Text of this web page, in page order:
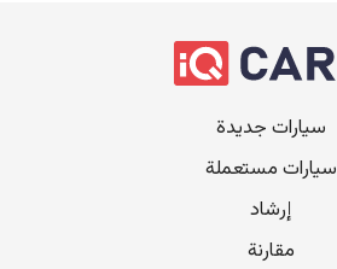
سيارات جديدة
سيارات مستعملة
إرشاد
مقارنة